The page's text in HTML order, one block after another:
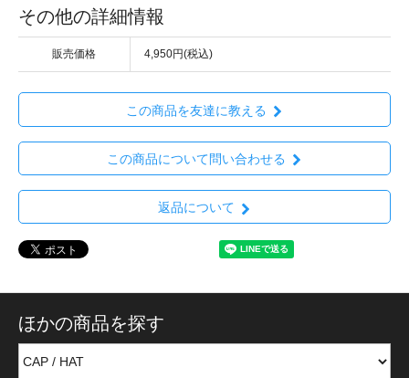
その他の詳細情報
販売価格 4,950円(税込)
この商品を友達に教える
この商品について問い合わせる
返品について
ほかの商品を探す